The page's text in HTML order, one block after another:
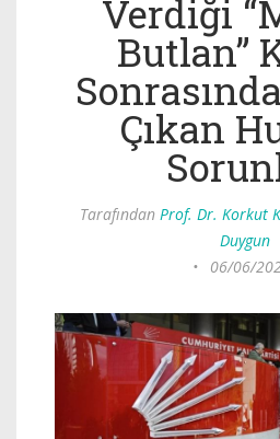
Verdiği
Butlan”
Çıkan
Tarafından Prof. Dr. Korkut
Duygun
•
06/06/